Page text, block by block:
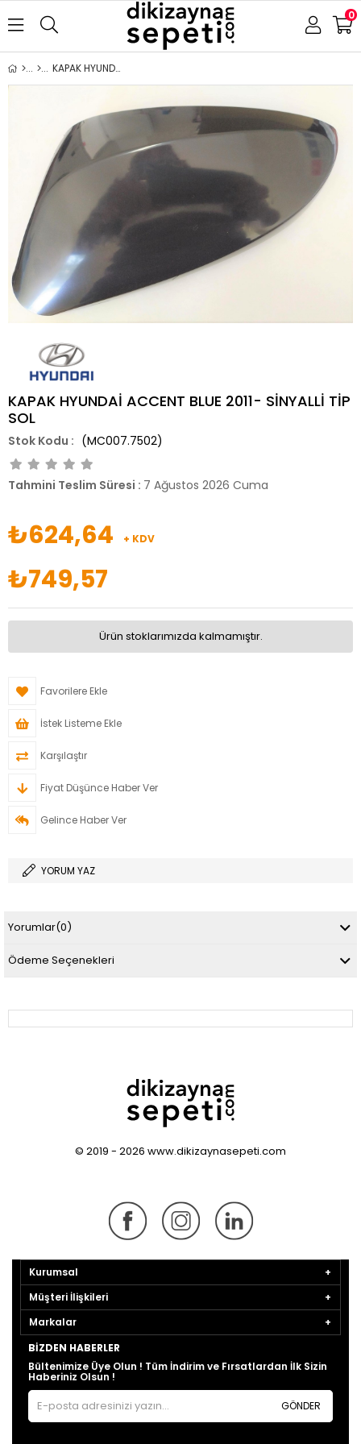
0
KAPAK HYUNDAİ ACCENT BLUE 2011- SİNYALLİ TİP SOL
KAPAK HYUNDAİ ACCENT BLUE 2011- SİNYALLİ TİP
SOL
(MC007.7502)
Tahmini Teslim Süresi : 7 Ağustos 2026 Cuma
₺624,64 + KDV
₺749,57
Ürün stoklarımızda kalmamıştır.
Favorilere Ekle
İstek Listeme Ekle
Karşılaştır
Fiyat Düşünce Haber Ver
Gelince Haber Ver
YORUM YAZ
Yorumlar(0)
Ödeme Seçenekleri
© 2019 - 2026 www.dikizaynasepeti.com
Kurumsal
Müşteri İlişkileri
Markalar
BIZDEN HABERLER
Bültenimize Üye Olun ! Tüm İndirim ve Fırsatlardan İlk Sizin
Haberiniz Olsun !
GÖNDER